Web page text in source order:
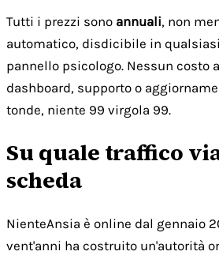
Tutti i prezzi sono annuali, non
automatico, disdicibile in
pannello psicologo. Nessun costo
dashboard, supporto o
tonde, niente 99 virgola 99.
Su quale traffico
scheda
NienteAnsia è online dal gennaio
vent'anni ha costruito un'autorità